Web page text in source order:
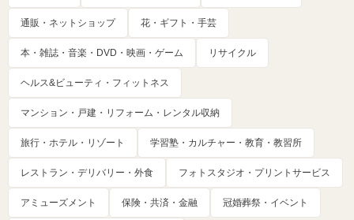
通販・ネットショップ 花・ギフト・手芸
本・雑誌・音楽・DVD・映画・ゲーム リサイクル
ヘルス&ビューティ・フィットネス
マンション・戸建・リフォーム・レンタル収納
旅行・ホテル・リゾート 学習塾・カルチャー・教育・教習所
レストラン・デリバリー・外食 フォトスタジオ・プリントサービス
アミューズメント 保険・共済・金融 冠婚葬祭・イベント